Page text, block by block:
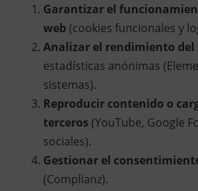
Garantizar el
web (cookies funcionales y
Analizar el rendimiento del
estadísticas anónimas
sistemas).
Reproducir contenido o
terceros (YouTube, Google
sociales).
Gestionar el
(Complianz).